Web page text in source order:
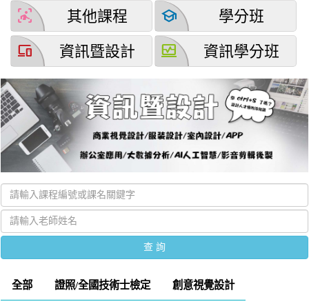
detection_and_zone 其他課程 school 學分班
devices 資訊暨設計 browse_activity 資訊學分班
全部 證照/全國技術士檢定 創意視覺設計